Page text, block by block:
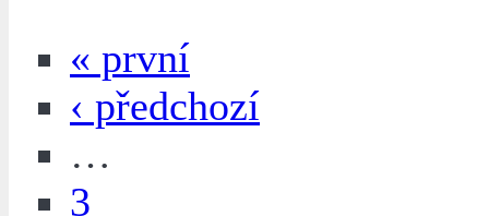
« první
‹ předchozí
…
3